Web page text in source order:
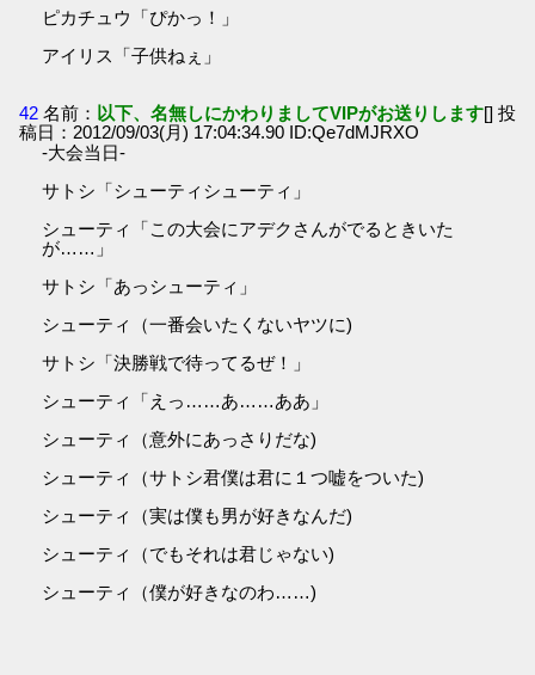
ピカチュウ「ぴかっ！」
アイリス「子供ねぇ」
42 名前： 以下、名無しにかわりましてVIPがお送りします[] 投
稿日：2012/09/03(月) 17:04:34.90 ID:Qe7dMJRXO
‐大会当日‐
サトシ「シューティシューティ」
シューティ「この大会にアデクさんがでるときいた
が……」
サトシ「あっシューティ」
シューティ（一番会いたくないヤツに)
サトシ「決勝戦で待ってるぜ！」
シューティ「えっ……あ……ああ」
シューティ（意外にあっさりだな)
シューティ（サトシ君僕は君に１つ嘘をついた)
シューティ（実は僕も男が好きなんだ)
シューティ（でもそれは君じゃない)
シューティ（僕が好きなのわ……)